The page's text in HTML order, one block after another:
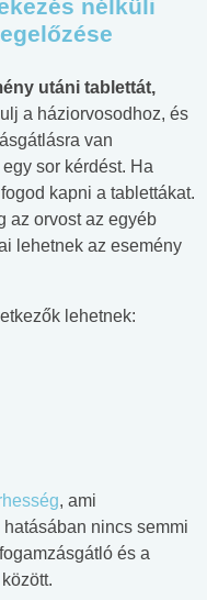
nélküli
utáni tablettát,
a háziorvosodhoz, és
van
sor kérdést. Ha
kapni a tablettákat.
az orvost az egyéb
lehetnek az esemény
lehetnek:
, ami
nincs semmi
és a